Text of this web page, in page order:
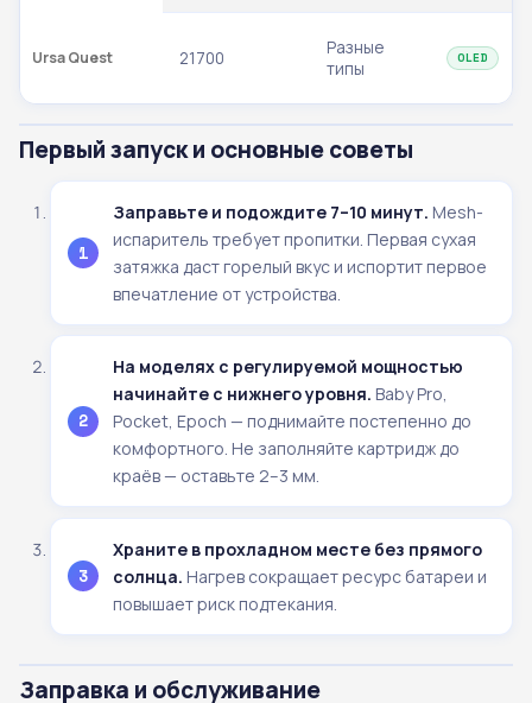
Ursa Quest 21700
Разные
типы
OLED
Первый запуск и основные советы
Заправьте и подождите 7–10 минут. Mesh-
испаритель требует пропитки. Первая сухая
затяжка даст горелый вкус и испортит первое
впечатление от устройства.
На моделях с регулируемой мощностью
начинайте с нижнего уровня. Baby Pro,
Pocket, Epoch — поднимайте постепенно до
комфортного. Не заполняйте картридж до
краёв — оставьте 2–3 мм.
Храните в прохладном месте без прямого
солнца. Нагрев сокращает ресурс батареи и
повышает риск подтекания.
Заправка и обслуживание